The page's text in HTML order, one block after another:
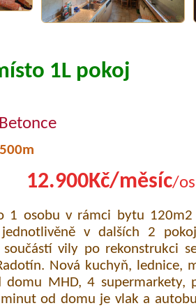
1L pokoj
12.900Kč/měsíc/
1 osobu v rámci bytu
v dalších 2
vily po rekonstrukci
Nová kuchyň, lednice,
MHD, 4 supermarkety,
od domu je vlak a